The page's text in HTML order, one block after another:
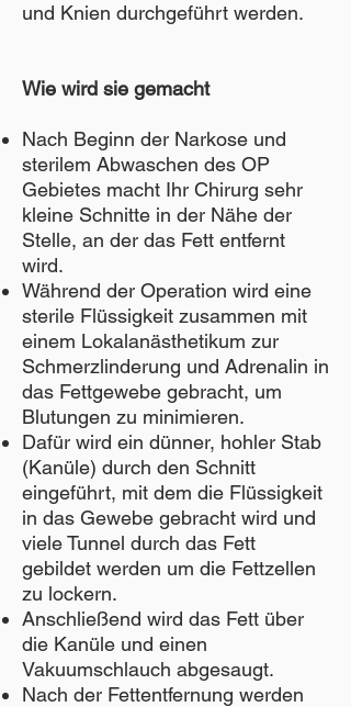
und Knien durchgeführt werden.
Wie wird sie gemacht
Nach Beginn der Narkose und
sterilem Abwaschen des OP
Gebietes macht Ihr Chirurg sehr
kleine Schnitte in der Nähe der
Stelle, an der das Fett entfernt
wird.
Während der Operation wird eine
sterile Flüssigkeit zusammen mit
einem Lokalanästhetikum zur
Schmerzlinderung und Adrenalin in
das Fettgewebe gebracht, um
Blutungen zu minimieren.
Dafür wird ein dünner, hohler Stab
(Kanüle) durch den Schnitt
eingeführt, mit dem die Flüssigkeit
in das Gewebe gebracht wird und
viele Tunnel durch das Fett
gebildet werden um die Fettzellen
zu lockern.
Anschließend wird das Fett über
die Kanüle und einen
Vakuumschlauch abgesaugt.
Nach der Fettentfernung werden